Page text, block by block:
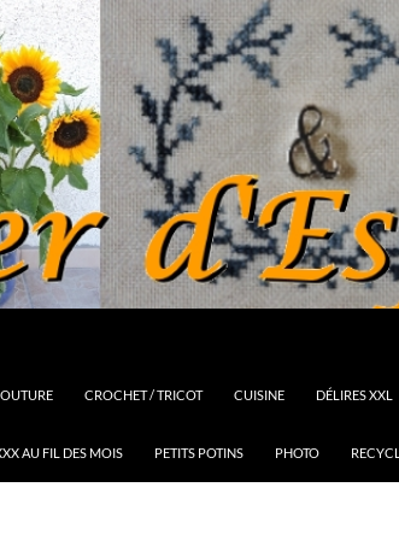
CROCHET / TRICOT CUISINE DÉLIRES XXL
AU FIL DES MOIS PETITS POTINS PHOTO